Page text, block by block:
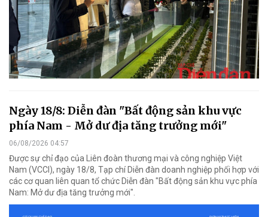
Ngày 18/8: Diễn đàn "Bất động sản khu vực
phía Nam - Mở dư địa tăng trưởng mới"
06/08/2026 04:57
Được sự chỉ đạo của Liên đoàn thương mại và công nghiệp Việt
Nam (VCCI), ngày 18/8, Tạp chí Diễn đàn doanh nghiệp phối hợp với
các cơ quan liên quan tổ chức Diễn đàn "Bất động sản khu vực phía
Nam: Mở dư địa tăng trưởng mới".